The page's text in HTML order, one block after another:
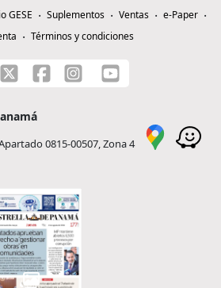
GESE Suplementos Ventas
e-Paper
Términos y condiciones
0815-00507, Zona 4